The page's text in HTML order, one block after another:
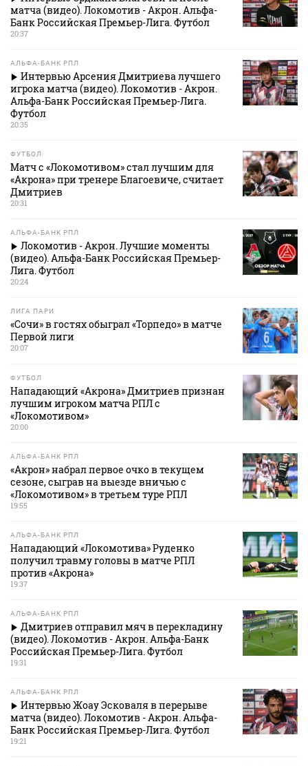
матча (видео). Локомотив - Акрон. Альфа-
Банк Российская Премьер-Лига. Футбол
20:37
АЛЬФА-БАНК РПЛ
Интервью Арсения Дмитриева лучшего
игрока матча (видео). Локомотив - Акрон.
Альфа-Банк Российская Премьер-Лига.
Футбол
20:35
ФУТБОЛ
Матч с «Локомотивом» стал лучшим для
«Акрона» при тренере Благоевиче, считает
Дмитриев
20:31
АЛЬФА-БАНК РПЛ
Локомотив - Акрон. Лучшие моменты
(видео). Альфа-Банк Российская Премьер-
Лига. Футбол
20:24
ЛИГА ПАРИ
«Сочи» в гостях обыграл «Торпедо» в матче
Первой лиги
20:07
ФУТБОЛ
Нападающий «Акрона» Дмитриев признан
лучшим игроком матча РПЛ с
«Локомотивом»
20:00
АЛЬФА-БАНК РПЛ
«Акрон» набрал первое очко в текущем
сезоне, сыграв на выезде вничью с
«Локомотивом» в третьем туре РПЛ
19:55
АЛЬФА-БАНК РПЛ
Нападающий «Локомотива» Руденко
получил травму головы в матче РПЛ
против «Акрона»
19:37
АЛЬФА-БАНК РПЛ
Дмитриев отправил мяч в перекладину
(видео). Локомотив - Акрон. Альфа-Банк
Российская Премьер-Лига. Футбол
19:31
АЛЬФА-БАНК РПЛ
Интервью Жоау Эсковаля в перерыве
матча (видео). Локомотив - Акрон. Альфа-
Банк Российская Премьер-Лига. Футбол
19:21